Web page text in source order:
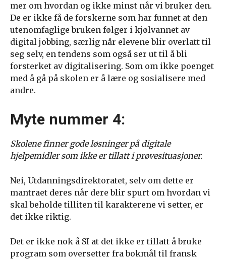
mer om hvordan og ikke minst når vi bruker den.
De er ikke få de forskerne som har funnet at den
utenomfaglige bruken følger i kjølvannet av
digital jobbing, særlig når elevene blir overlatt til
seg selv, en tendens som også ser ut til å bli
forsterket av digitalisering. Som om ikke poenget
med å gå på skolen er å lære og sosialisere med
andre.
Myte nummer 4:
Skolene finner gode løsninger på digitale
hjelpemidler som ikke er tillatt i prøvesituasjoner.
Nei, Utdanningsdirektoratet, selv om dette er
mantraet deres når dere blir spurt om hvordan vi
skal beholde tilliten til karakterene vi setter, er
det ikke riktig.
Det er ikke nok å SI at det ikke er tillatt å bruke
program som oversetter fra bokmål til fransk